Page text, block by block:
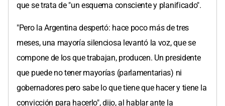
que se trata de "un esquema consciente y planificado".
"Pero la Argentina despertó: hace poco más de tres
meses, una mayoría silenciosa levantó la voz, que se
compone de los que trabajan, producen. Un presidente
que puede no tener mayorías (parlamentarias) ni
gobernadores pero sabe lo que tiene que hacer y tiene la
convicción para hacerlo", dijo, al hablar ante la